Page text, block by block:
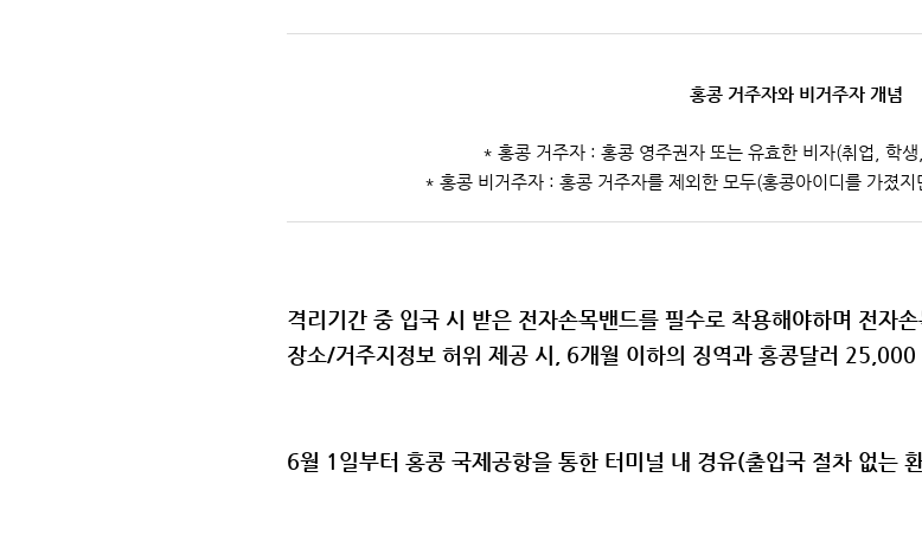
홍콩 거주자와 비거주자 개념
​* 홍콩 거주자 : 홍콩 영주권자 또는 유효한 비자(취업, 학
* 홍콩 비거주자 : 홍콩 거주자를 제외한 모두(홍콩아이디를 가졌
격리기간 중 입국 시 받은 전자손목밴드를 필수로 착용해야하며 전자
장소/거주지정보 허위 제공 시, 6개월 이하의 징역과 홍콩달러 25,000
6월 1일부터 홍콩 국제공항을 통한 터미널 내 경유(출입국 절차 없는